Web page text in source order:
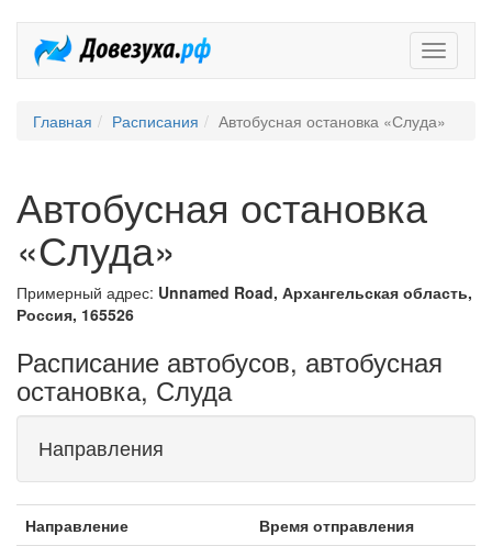
Главная Расписания Автобусная остановка «Слуда»
Автобусная остановка
«Слуда»
Примерный адрес: Unnamed Road, Архангельская область,
Россия, 165526
Расписание автобусов, автобусная
остановка, Слуда
Направления
Направление
Время отправления